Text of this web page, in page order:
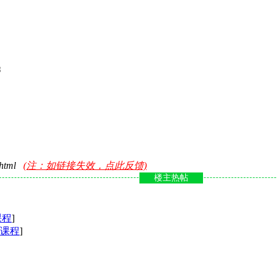
(注：如链接失效，点此反馈)
楼主热帖
]
程]